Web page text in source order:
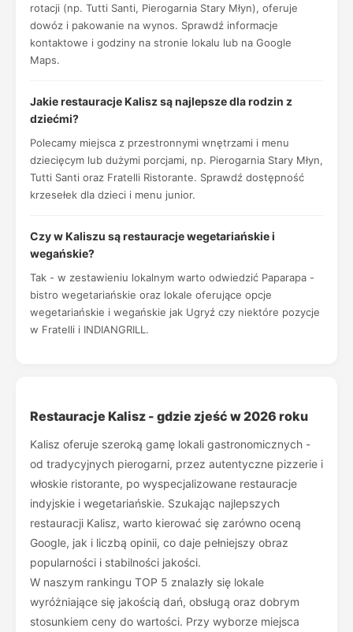
rotacji (np. Tutti Santi, Pierogarnia Stary Młyn), oferuje
dowóz i pakowanie na wynos. Sprawdź informacje
kontaktowe i godziny na stronie lokalu lub na Google
Maps.
Jakie restauracje Kalisz są najlepsze dla rodzin z
dziećmi?
Polecamy miejsca z przestronnymi wnętrzami i menu
dziecięcym lub dużymi porcjami, np. Pierogarnia Stary Młyn,
Tutti Santi oraz Fratelli Ristorante. Sprawdź dostępność
krzesełek dla dzieci i menu junior.
Czy w Kaliszu są restauracje wegetariańskie i
wegańskie?
Tak - w zestawieniu lokalnym warto odwiedzić Paparapa -
bistro wegetariańskie oraz lokale oferujące opcje
wegetariańskie i wegańskie jak Ugryź czy niektóre pozycje
w Fratelli i INDIANGRILL.
Restauracje Kalisz - gdzie zjeść w 2026 roku
Kalisz oferuje szeroką gamę lokali gastronomicznych -
od tradycyjnych pierogarni, przez autentyczne pizzerie i
włoskie ristorante, po wyspecjalizowane restauracje
indyjskie i wegetariańskie. Szukając najlepszych
restauracji Kalisz, warto kierować się zarówno oceną
Google, jak i liczbą opinii, co daje pełniejszy obraz
popularności i stabilności jakości.
W naszym rankingu TOP 5 znalazły się lokale
wyróżniające się jakością dań, obsługą oraz dobrym
stosunkiem ceny do wartości. Przy wyborze miejsca